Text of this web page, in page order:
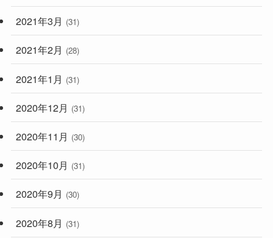
2021年3月 (31)
2021年2月 (28)
2021年1月 (31)
2020年12月 (31)
2020年11月 (30)
2020年10月 (31)
2020年9月 (30)
2020年8月 (31)